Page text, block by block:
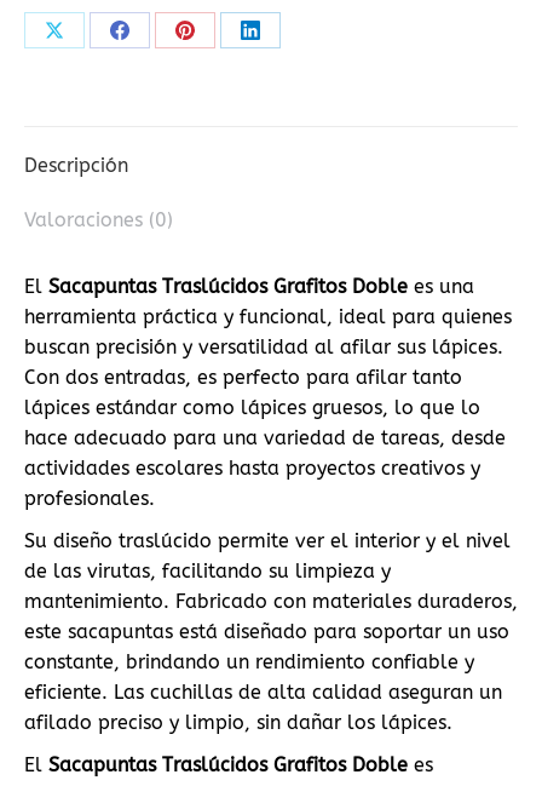
Share Share Share Share
Descripción
Valoraciones (0)
El Sacapuntas Traslúcidos Grafitos Doble es una
herramienta práctica y funcional, ideal para quienes
buscan precisión y versatilidad al afilar sus lápices.
Con dos entradas, es perfecto para afilar tanto
lápices estándar como lápices gruesos, lo que lo
hace adecuado para una variedad de tareas, desde
actividades escolares hasta proyectos creativos y
profesionales.
Su diseño traslúcido permite ver el interior y el nivel
de las virutas, facilitando su limpieza y
mantenimiento. Fabricado con materiales duraderos,
este sacapuntas está diseñado para soportar un uso
constante, brindando un rendimiento confiable y
eficiente. Las cuchillas de alta calidad aseguran un
afilado preciso y limpio, sin dañar los lápices.
El Sacapuntas Traslúcidos Grafitos Doble es